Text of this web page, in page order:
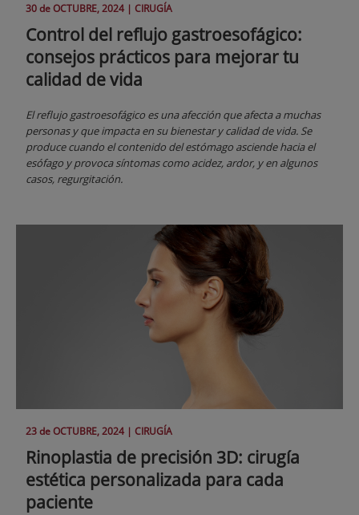
30 deOCTUBRE, 2024 | CIRUGÍA
Control del reflujo gastroesofágico:
consejos prácticos para mejorar tu
calidad de vida
El reflujo gastroesofágico es una afección que afecta a muchas
personas y que impacta en su bienestar y calidad de vida. Se
produce cuando el contenido del estómago asciende hacia el
esófago y provoca síntomas como acidez, ardor, y en algunos
casos, regurgitación.
23 deOCTUBRE, 2024 | CIRUGÍA
Rinoplastia de precisión 3D: cirugía
estética personalizada para cada
paciente